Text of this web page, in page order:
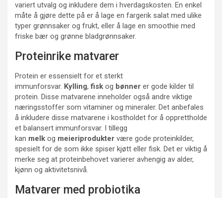
variert utvalg og inkludere dem i hverdagskosten. En enkel
måte å gjøre dette på er å lage en fargerik salat med ulike
typer grønnsaker og frukt, eller å lage en smoothie med
friske bær og grønne bladgrønnsaker.
Proteinrike matvarer
Protein er essensielt for et sterkt
immunforsvar. Kylling,fisk og bønner er gode kilder til
protein. Disse matvarene inneholder også andre viktige
næringsstoffer som vitaminer og mineraler. Det anbefales
å inkludere disse matvarene i kostholdet for å opprettholde
et balansert immunforsvar. I tillegg
kan melk og meieriprodukter være gode proteinkilder,
spesielt for de som ikke spiser kjøtt eller fisk. Det er viktig å
merke seg at proteinbehovet varierer avhengig av alder,
kjønn og aktivitetsnivå.
Matvarer med probiotika